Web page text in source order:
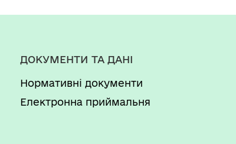
ДОКУМЕНТИ ТА ДАНІ
Нормативні документи
Електронна приймальня